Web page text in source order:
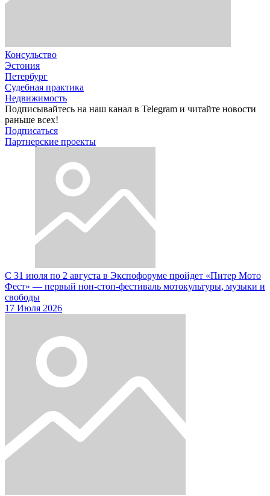
Консульство
Эстония
Петербург
Судебная практика
Недвижимость
Подписывайтесь на наш канал в Telegram и читайте новости
раньше всех!
Подписаться
Партнерские проекты
С 31 июля по 2 августа в Экспофоруме пройдет «Питер Мото
Фест» — первый нон-стоп-фестиваль мотокультуры, музыки и
свободы
17 Июля 2026